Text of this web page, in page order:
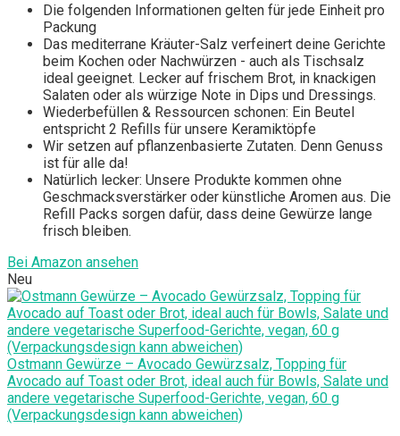
Die folgenden Informationen gelten für jede Einheit pro
Packung
Das mediterrane Kräuter-Salz verfeinert deine Gerichte
beim Kochen oder Nachwürzen - auch als Tischsalz
ideal geeignet. Lecker auf frischem Brot, in knackigen
Salaten oder als würzige Note in Dips und Dressings.
Wiederbefüllen & Ressourcen schonen: Ein Beutel
entspricht 2 Refills für unsere Keramiktöpfe
Wir setzen auf pflanzenbasierte Zutaten. Denn Genuss
ist für alle da!
Natürlich lecker: Unsere Produkte kommen ohne
Geschmacksverstärker oder künstliche Aromen aus. Die
Refill Packs sorgen dafür, dass deine Gewürze lange
frisch bleiben.
Bei Amazon ansehen
Neu
Ostmann Gewürze – Avocado Gewürzsalz, Topping für
Avocado auf Toast oder Brot, ideal auch für Bowls, Salate und
andere vegetarische Superfood-Gerichte, vegan, 60 g
(Verpackungsdesign kann abweichen)